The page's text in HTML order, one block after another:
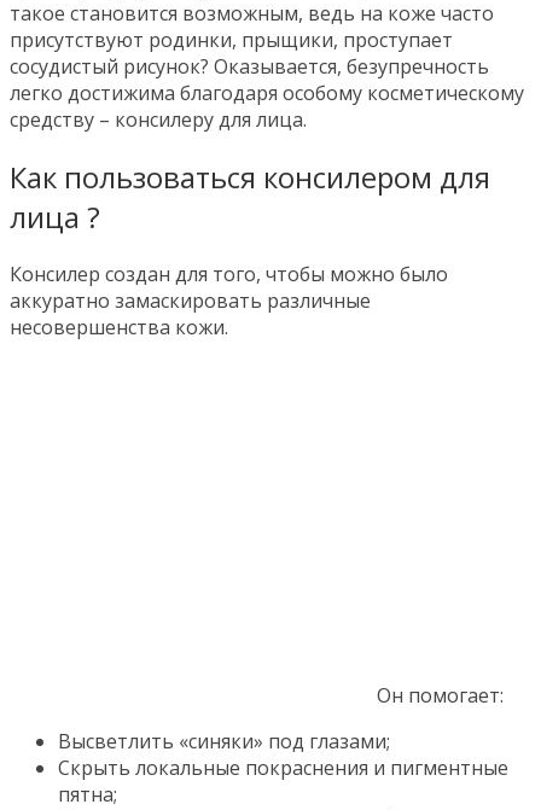
такое становится возможным, ведь на коже часто
присутствуют родинки, прыщики, проступает
сосудистый рисунок? Оказывается, безупречность
легко достижима благодаря особому косметическому
средству – консилеру для лица.
Как пользоваться консилером для
лица ?
Консилер создан для того, чтобы можно было
аккуратно замаскировать различные
несовершенства кожи.
Он помогает:
Высветлить «синяки» под глазами;
Скрыть локальные покраснения и пигментные
пятна;